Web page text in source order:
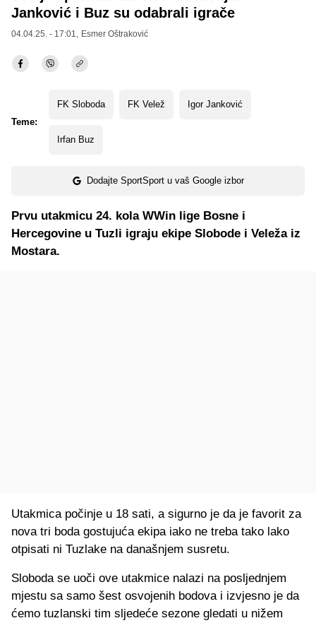
Janković i Buz su odabrali igrače
04.04.25. - 17:01, Esmer Oštraković
Teme:
FK Sloboda FK Velež Igor Janković
Irfan Buz
Dodajte SportSport u vaš Google izbor
Prvu utakmicu 24. kola WWin lige Bosne i
Hercegovine u Tuzli igraju ekipe Slobode i Veleža iz
Mostara.
Utakmica počinje u 18 sati, a sigurno je da je favorit za
nova tri boda gostujuća ekipa iako ne treba tako lako
otpisati ni Tuzlake na današnjem susretu.
Sloboda se uoči ove utakmice nalazi na posljednjem
mjestu sa samo šest osvojenih bodova i izvjesno je da
ćemo tuzlanski tim sljedeće sezone gledati u nižem